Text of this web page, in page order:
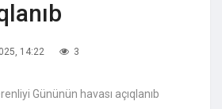
14:22 3